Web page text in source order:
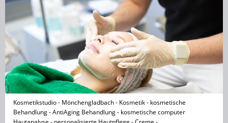
Kosmetikstudio - Mönchengladbach - Kosmetik - kosmetische
Behandlung - AntiAging Behandlung - kosmetische computer